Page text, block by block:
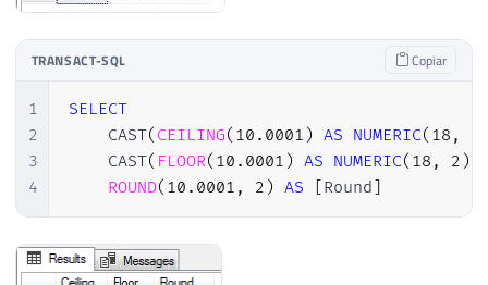
TRANSACT-SQL Copiar
1
2
3
4
SELECT
    CAST
( CEILING( 10.0001 ) AS NUMERIC( 18 ,
    CAST
( FLOOR( 10.0001 ) AS NUMERIC( 18 , 2 )
ROUND( 10.0001 , 2 ) AS [Round]